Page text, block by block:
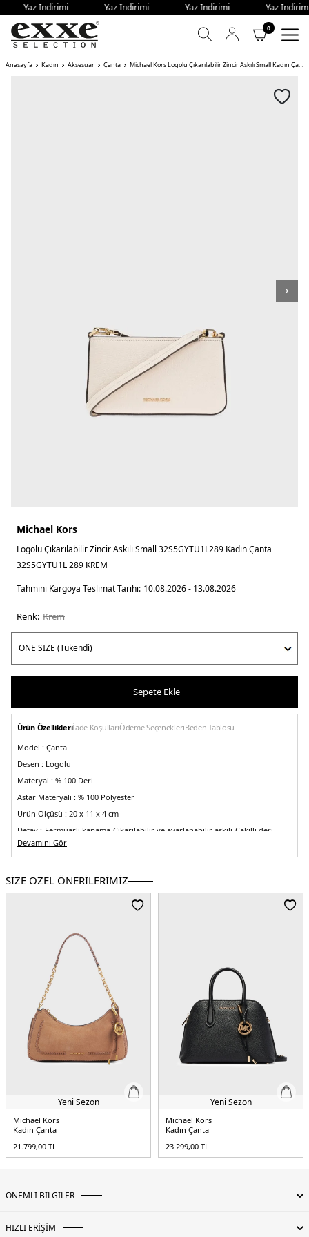
Yaz İndirimi - Yaz İndirimi - Yaz İndirimi - Yaz
0
Anasayfa Kadın Aksesuar Çanta Michael Kors Logolu Çıkarılabilir Zincir Askılı Small Kadın Çanta KREM
Michael Kors
Logolu Çıkarılabilir Zincir Askılı Small 32S5GYTU1L289 Kadın Çanta
32S5GYTU1L 289 KREM
Tahmini Kargoya Teslimat Tarihi: 10.08.2026 - 13.08.2026
Renk: krem
Sepete Ekle
Ürün Özellikleriİade KoşullarıÖdeme SeçenekleriBeden Tablosu
Model : Çanta
Desen : Logolu
Materyal : % 100 Deri
Astar Materyali : % 100 Polyester
Ürün Ölçüsü : 20 x 11 x 4 cm
Detay : -Fermuarlı kapama -Çıkarılabilir ve ayarlanabilir askılı -Çakıllı deri
Çıkarılabilir zincir askılı detay
Üretim Yeri :Endonezya
Devamını Gör
SİZE ÖZEL ÖNERİLERİMİZ
Yeni Sezon
Michael Kors
Kadın Çanta
21.799,00 TL
Yeni Sezon
Michael Kors
Kadın Çanta
23.299,00 TL
ÖNEMLİ BİLGİLER
HIZLI ERİŞİM